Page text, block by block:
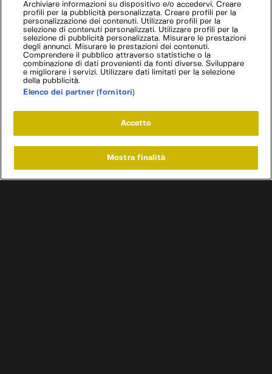
Archiviare informazioni su dispositivo e/o accedervi. Creare
profili per la pubblicità personalizzata. Creare profili per la
personalizzazione dei contenuti. Utilizzare profili per la
selezione di contenuti personalizzati. Utilizzare profili per la
selezione di pubblicità personalizzata. Misurare le prestazioni
degli annunci. Misurare le prestazioni dei contenuti.
Comprendere il pubblico attraverso statistiche o la
combinazione di dati provenienti da fonti diverse. Sviluppare
e migliorare i servizi. Utilizzare dati limitati per la selezione
della pubblicità.
Elenco dei partner (fornitori)
Accetto
Mostra finalità